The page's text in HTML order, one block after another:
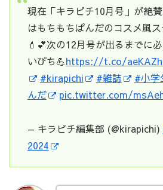
現在「キラピチ10月号」が絶
はもちもちぱんだのコスメ風
💄💕次の12月号が出るまでに
いぴち💪https://t.co/
#kirapichi
#雑誌 #小学
んだ
pic.twitter.com/
— キラピチ編集部 (@kirapichi)
2024